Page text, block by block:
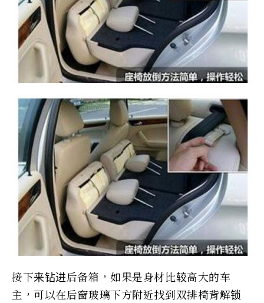
接下来钻进后备箱，如果是身材比较高大的车
主，可以在后窗玻璃下方附近找到双排椅背解锁